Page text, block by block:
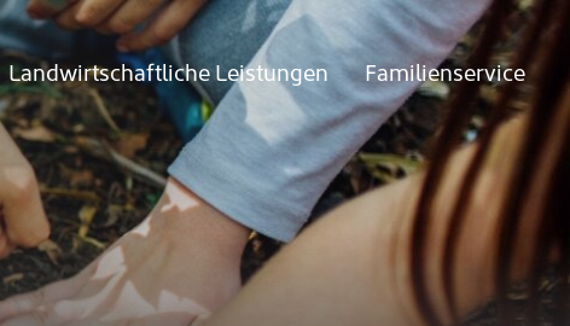
Landwirtschaftliche Leistungen Familienservice